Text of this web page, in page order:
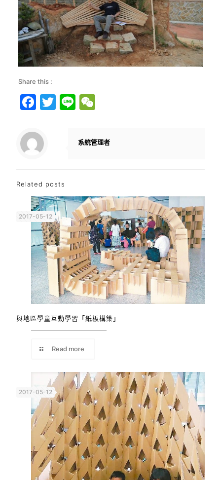
Share this :
Facebook
Twitter
LineWeChat
系統管理者
Related posts
2017-05-12
與地區學童互動學習「紙板構築」
Read more
2017-05-12